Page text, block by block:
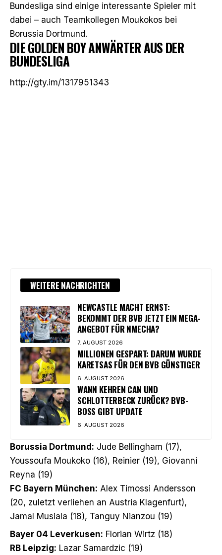
Bundesliga sind einige interessante Spieler mit
dabei – auch Teamkollegen Moukokos bei
Borussia Dortmund.
DIE GOLDEN BOY ANWÄRTER AUS DER
BUNDESLIGA
http://gty.im/1317951343
WEITERE NACHRICHTEN
NEWCASTLE MACHT ERNST:
BEKOMMT DER BVB JETZT EIN MEGA-
ANGEBOT FÜR NMECHA?
7. AUGUST 2026
MILLIONEN GESPART: DARUM WURDE
KARETSAS FÜR DEN BVB GÜNSTIGER
6. AUGUST 2026
WANN KEHREN CAN UND
SCHLOTTERBECK ZURÜCK? BVB-
BOSS GIBT UPDATE
6. AUGUST 2026
Borussia Dortmund: Jude Bellingham (17),
Youssoufa Moukoko (16), Reinier (19), Giovanni
Reyna (19)
FC Bayern München: Alex Timossi Andersson
(20, zuletzt verliehen an Austria Klagenfurt),
Jamal Musiala (18), Tanguy Nianzou (19)
Bayer 04 Leverkusen: Florian Wirtz (18)
RB Leipzig: Lazar Samardzic (19)